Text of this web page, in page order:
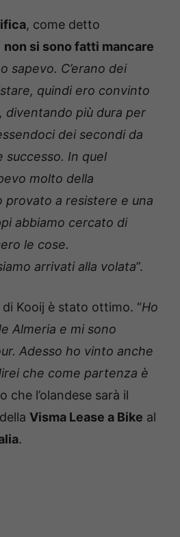
, come detto
non si sono fatti mancare
sapevo. C’erano dei
quindi ero convinto
diventando più dura per
dei secondi da
successo. In quel
molto della
provato a resistere e una
abbiamo cercato di
le cose.
arrivati alla volata”.
di Kooij è stato ottimo. “Ho
Almeria e mi sono
Adesso ho vinto anche
che come partenza è
che l’olandese sarà il
Visma Lease a Bike al
.